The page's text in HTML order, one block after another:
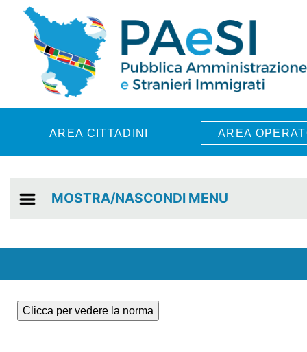
Skip to main content
AREA CITTADINI AREA
MOSTRA/NASCONDI MENU
Clicca per vedere la norma